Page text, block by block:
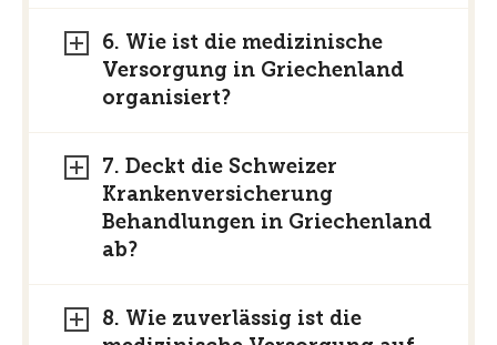
6. Wie ist die medizinische
Versorgung in Griechenland
organisiert?
7. Deckt die Schweizer
Krankenversicherung
Behandlungen in Griechenland
ab?
8. Wie zuverlässig ist die